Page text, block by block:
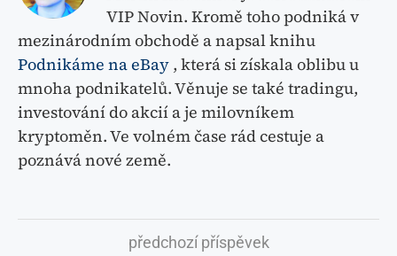
VIP Novin. Kromě toho podniká v
mezinárodním obchodě a napsal knihu
Podnikáme na eBay , která si získala oblibu u
mnoha podnikatelů. Věnuje se také tradingu,
investování do akcií a je milovníkem
kryptoměn. Ve volném čase rád cestuje a
poznává nové země.
předchozí příspěvek